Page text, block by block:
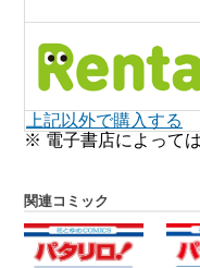
上記以外で購入する
※ 電子書店によって
関連コミック